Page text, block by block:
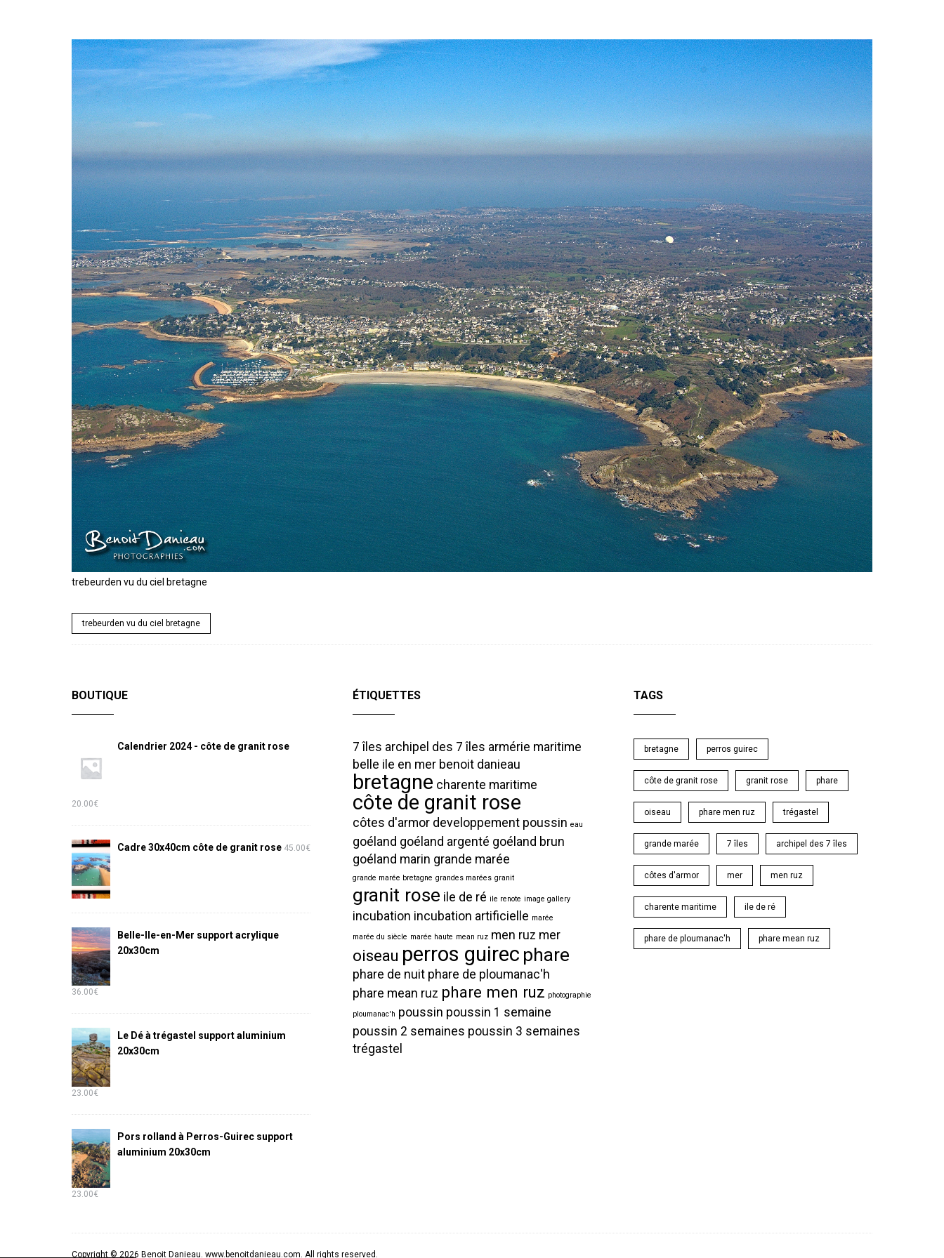
trebeurden vu du ciel bretagne
trebeurden vu du ciel bretagne
BOUTIQUE
Calendrier 2024 - côte de granit rose
20.00€
Cadre 30x40cm côte de granit rose 45.00€
Belle-Ile-en-Mer support acrylique
20x30cm
36.00€
Le Dé à trégastel support aluminium
20x30cm
23.00€
Pors rolland à Perros-Guirec support
aluminium 20x30cm
23.00€
ÉTIQUETTES
7 îles archipel des 7 îles armérie maritime
belle ile en mer benoit danieau
bretagne charente maritime
côte de granit rose
côtes d'armor developpement poussin eau
goéland goéland argenté goéland brun
goéland marin grande marée
grande marée bretagne grandes marées granit
granit rose ile de ré ile renote image gallery
incubation incubation artificielle marée
marée du siècle marée haute mean ruz men ruz mer
oiseau perros guirec phare
phare de nuit phare de ploumanac'h
phare mean ruz phare men ruz photographie
ploumanac'h poussin poussin 1 semaine
poussin 2 semaines poussin 3 semaines
trégastel
TAGS
bretagne perros guirec
côte de granit rose granit rose phare
oiseau phare men ruz trégastel
grande marée 7 îles archipel des 7 îles
côtes d'armor mer men ruz
charente maritime ile de ré
phare de ploumanac'h phare mean ruz
Copyright © 2026 Benoit Danieau. www.benoitdanieau.com. All rights reserved.